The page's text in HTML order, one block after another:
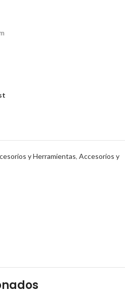
y Herramientas, Accesorios y